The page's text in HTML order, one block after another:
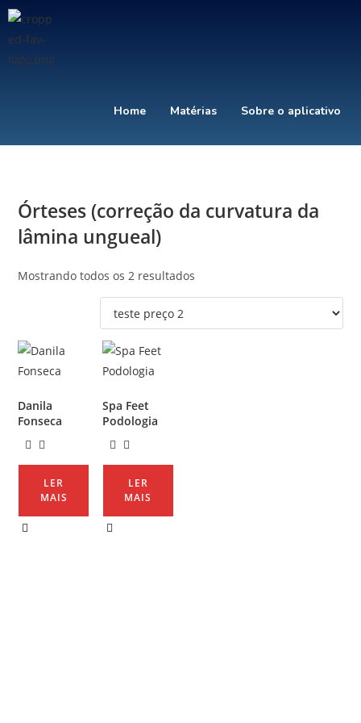
Home Matérias Sobre o aplicativo
Órteses (correção da curvatura da
lâmina ungueal)
Mostrando todos os 2 resultados
Danila
Fonseca
LER
MAIS
Spa Feet
Podologia
LER
MAIS